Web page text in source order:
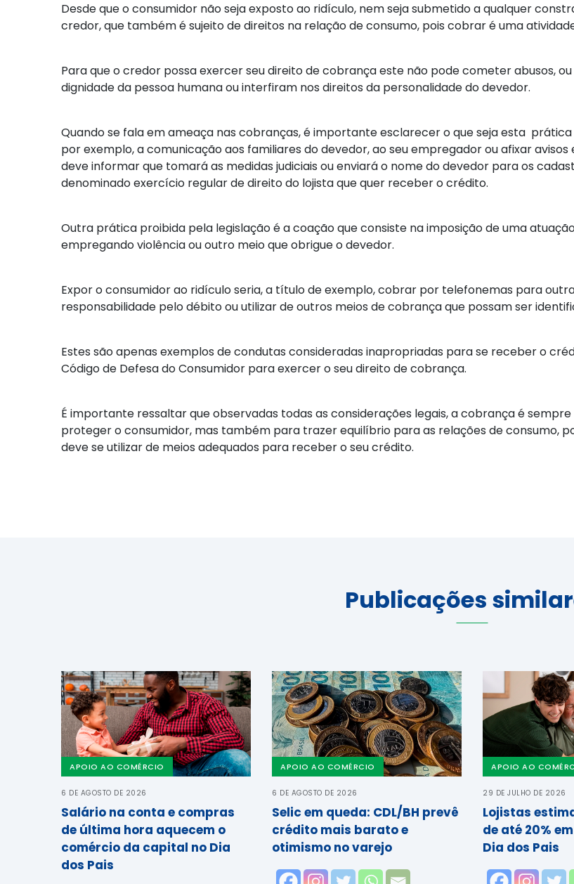
Desde que o consumidor não seja exposto ao ridículo, nem seja submetido a qualquer
credor, que também é sujeito de direitos na relação de consumo, pois cobrar é uma
Para que o credor possa exercer seu direito de cobrança este não pode cometer abusos,
dignidade da pessoa humana ou interfiram nos direitos da personalidade do devedor.
Quando se fala em ameaça nas cobranças, é importante esclarecer o que seja esta
por exemplo, a comunicação aos familiares do devedor, ao seu empregador ou afixar
deve informar que tomará as medidas judiciais ou enviará o nome do devedor para os
denominado exercício regular de direito do lojista que quer receber o crédito.
Outra prática proibida pela legislação é a coação que consiste na imposição de uma
empregando violência ou outro meio que obrigue o devedor.
Expor o consumidor ao ridículo seria, a título de exemplo, cobrar por telefonemas para
responsabilidade pelo débito ou utilizar de outros meios de cobrança que possam ser
Estes são apenas exemplos de condutas consideradas inapropriadas para se receber o
Código de Defesa do Consumidor para exercer o seu direito de cobrança.
É importante ressaltar que observadas todas as considerações legais, a cobrança é
proteger o consumidor, mas também para trazer equilíbrio para as relações de consumo,
deve se utilizar de meios adequados para receber o seu crédito.
Publicações
APOIO AO COMÉRCIO
6 DE AGOSTO DE 2026
Salário na conta e compras
de última hora aquecem o
comércio da capital no Dia
dos Pais
APOIO AO COMÉRCIO
6 DE AGOSTO DE 2026
Selic em queda: CDL/BH prevê
crédito mais barato e
otimismo no varejo
APOIO AO
29 DE JULHO DE 2026
Lojistas
de até 20%
Dia dos Pais